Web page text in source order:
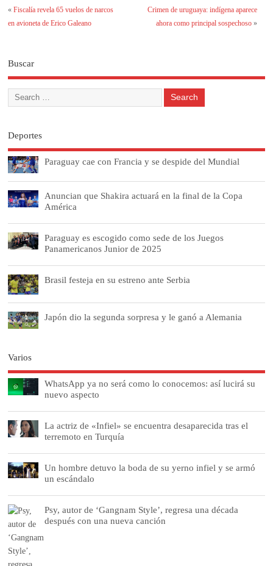
«Fiscalía revela 65 vuelos de narcos
en avioneta de Erico Galeano
Crimen de uruguaya: indígena aparece
ahora como principal sospechoso»
Buscar
Deportes
Paraguay cae con Francia y se despide del Mundial
Anuncian que Shakira actuará en la final de la Copa
América
Paraguay es escogido como sede de los Juegos
Panamericanos Junior de 2025
Brasil festeja en su estreno ante Serbia
Japón dio la segunda sorpresa y le ganó a Alemania
Varios
WhatsApp ya no será como lo conocemos: así lucirá su
nuevo aspecto
La actriz de «Infiel» se encuentra desaparecida tras el
terremoto en Turquía
Un hombre detuvo la boda de su yerno infiel y se armó
un escándalo
Psy, autor de ‘Gangnam Style’, regresa una década
después con una nueva canción